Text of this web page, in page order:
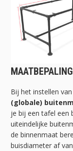
MAATBEPALING
Bij het instellen
(globale)
je bij een tafel een
uiteindelijke
de binnenmaat
buisdiameter af